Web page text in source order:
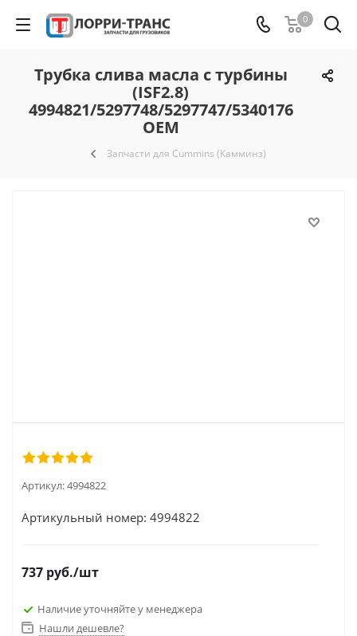
0
Трубка слива масла с турбины
(ISF2.8)
4994821/5297748/5297747/5340176
OEM
Запчасти для Cummins (Камминз)
Артикул:4994822
Артикульный номер: 4994822
737 руб./шт
Наличие уточняйте у менеджера
Нашли дешевле?